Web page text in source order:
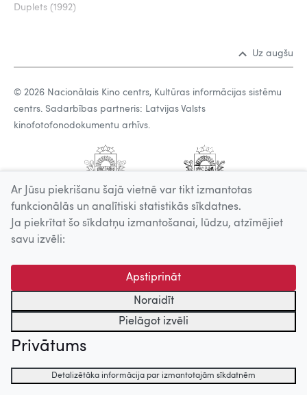
Duplets (1992)
Uz augšu
© 2026 Nacionālais Kino centrs, Kultūras informācijas sistēmu
centrs. Sadarbības partneris: Latvijas Valsts
kinofotofonodokumentu arhīvs.
Ar Jūsu piekrišanu šajā vietnē var tikt izmantotas
funkcionālās un analītiski statistikās sīkdatnes.
Ja piekrītat šo sīkdatņu izmantošanai, lūdzu, atzīmējiet
savu izvēli:
Apstiprināt
Noraidīt
Pielāgot izvēli
Privātums
Detalizētāka informācija par izmantotajām sīkdatnēm